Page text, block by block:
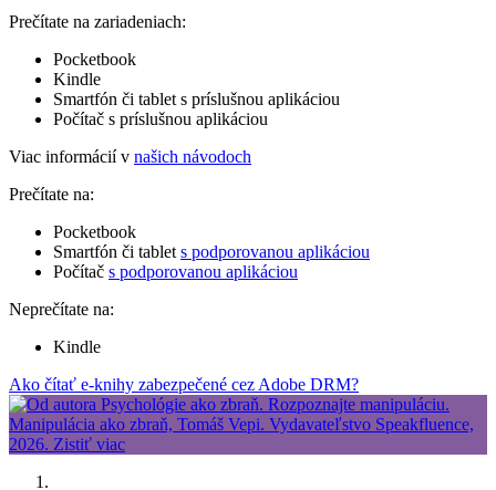
Prečítate na zariadeniach:
Pocketbook
Kindle
Smartfón či tablet s príslušnou aplikáciou
Počítač s príslušnou aplikáciou
Viac informácií v našich návodoch
Prečítate na:
Pocketbook
Smartfón či tablet s podporovanou aplikáciou
Počítač s podporovanou aplikáciou
Neprečítate na:
Kindle
Ako čítať e-knihy zabezpečené cez Adobe DRM?